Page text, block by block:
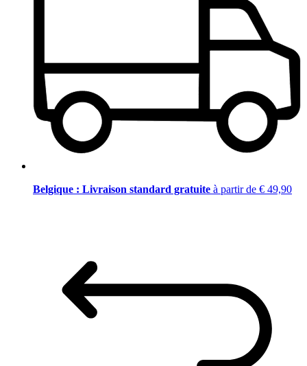
Belgique : Livraison standard gratuite à partir de € 49,90